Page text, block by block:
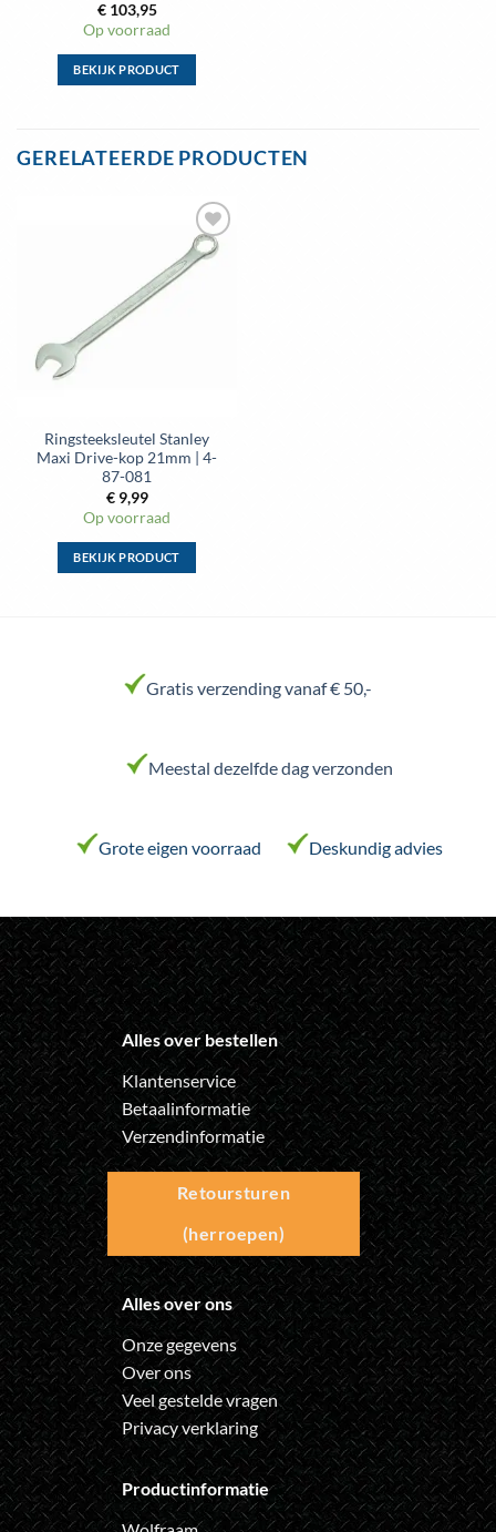
€103,95
Op voorraad
BEKIJK PRODUCT
meerdere
gekozen
worden
GERELATEERDE PRODUCTEN
Toevoegen
aan
wenslijst
Ringsteeksleutel Stanley
Maxi Drive-kop 21mm | 4-
87-081
€9,99
Op voorraad
BEKIJK PRODUCT
variaties.
Deze
gekozen
de
productpagina
Gratis verzending vanaf € 50,-
Meestal dezelfde dag verzonden
Grote eigen voorraad Deskundig advies
Alles over bestellen
Klantenservice
Betaalinformatie
Verzendinformatie
Retoursturen
(herroepen)
Alles over ons
Onze gegevens
Over ons
Veel gestelde vragen
Privacy verklaring
Productinformatie